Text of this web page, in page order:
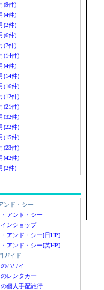
(9件)
(4件)
(2件)
(6件)
(7件)
(14件)
(4件)
(14件)
(16件)
(12件)
(21件)
(32件)
(22件)
(15件)
(23件)
(42件)
(2件)
ンド・シー
アンド・シー
ンショップ
アンド・シー[日HP]
アンド・シー[英HP]
ガイド
ハワイ
レンタカー
個人手配旅行